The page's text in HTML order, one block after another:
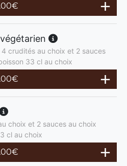
€
crudités au choix et 2 sauces
33 cl au choix
€
choix et 2 sauces au choix
cl au choix
€